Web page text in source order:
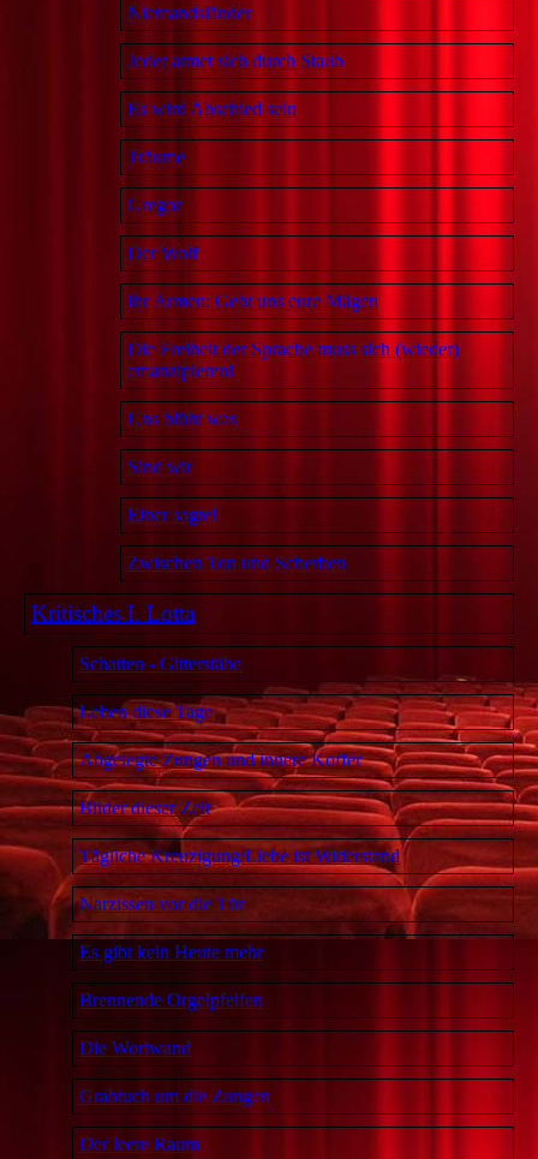
Niemandsländer
Jeder atmet sich durch Staub
Es wird Abschied sein
Träume
Gregor
Der Wolf
Ihr Armen: Gebt uns eure Mägen
Die Freiheit der Sprache muss sich (wieder)
emanzipieren!
Uns blüht was
Sind wir
Einer sagte!
Zwischen Ton und Scherben
Kritisches I. Lotta
Schatten - Gitterstäbe
Leben diese Tage
Abgelegte Zungen und innere Koffer
Bilder dieser Zeit
Tägliche Kreuzigung/Liebe ist Widerstand
Narzissen vor die Tür
Es gibt kein Heute mehr
Brennende Orgelpfeifen
Die Wortwand
Grabtuch um die Zungen
Der leere Raum